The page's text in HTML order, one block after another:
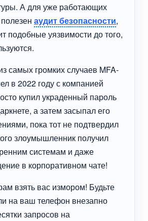
А для уже работающих
полезенаудит безопасности,
подобные уязвимости до того,
самых громких случаев MFA-
в 2022 году с компанией
купил украденный пароль
а затем засыпал его
пока тот не подтвердил
злоумышленник получил
системам и даже
в корпоративном чате!
взять вас измором! Будьте
на ваш телефон внезапно
запросов на